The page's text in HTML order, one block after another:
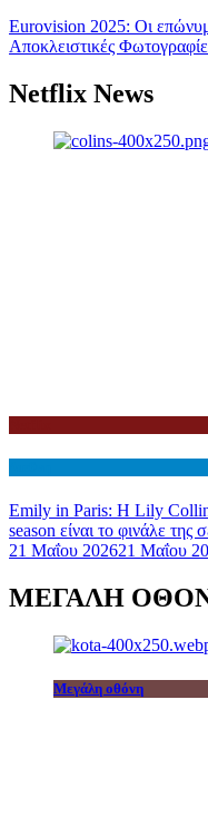
Eurovision 2025: Οι
Αποκλειστικές
Netflix News
Emily in Paris: Η Lily
season είναι το φινάλε της
21 Μαΐου 202621 Μαΐου
ΜΕΓΑΛΗ
Μεγάλη οθόνη